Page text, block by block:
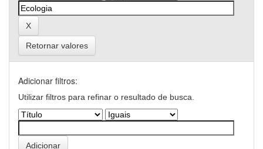
Retornar valores
Adicionar filtros:
Utilizar filtros para refinar o resultado de busca.